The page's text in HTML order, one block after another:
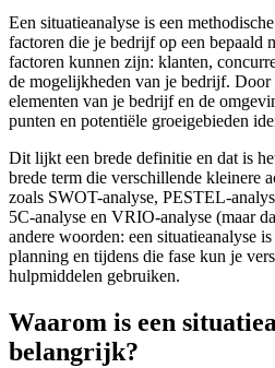
Een situatieanalyse is een
factoren die je bedrijf op een bepaald
factoren kunnen zijn: klanten,
de mogelijkheden van je bedrijf. Door
elementen van je bedrijf en de
punten en potentiële groeigebieden
Dit lijkt een brede definitie en dat is
brede term die verschillende kleinere
zoals SWOT-analyse, PESTEL-
5C-analyse en VRIO-analyse (maar
andere woorden: een situatieanalyse
planning en tijdens die fase kun je
hulpmiddelen gebruiken.
Waarom is een
belangrijk?